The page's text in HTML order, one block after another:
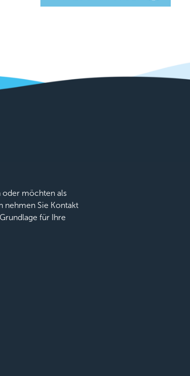
oder möchten als
nehmen Sie Kontakt
für Ihre